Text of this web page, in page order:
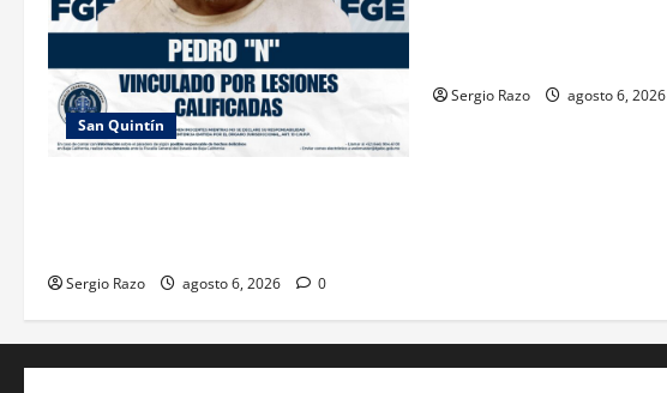
San Quintín
Sergio Razo agosto 6, 2026 0
Sergio Razo agosto 6, 2026